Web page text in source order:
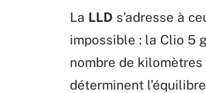
La LLD s’adresse à
impossible : la Clio 5
nombre de
déterminent